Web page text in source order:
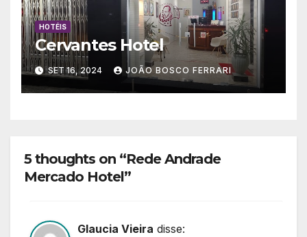
HOTÉIS
Cervantes Hotel
SET 16, 2024 JOÃO BOSCO FERRARI
5 thoughts on “Rede Andrade
Mercado Hotel”
Glaucia Vieira disse: